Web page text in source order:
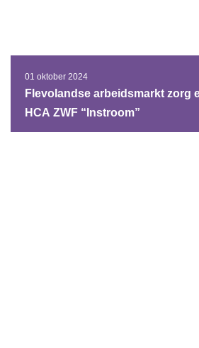
01 oktober 2024
Flevolandse arbeidsmarkt zorg
HCA ZWF “Instroom”